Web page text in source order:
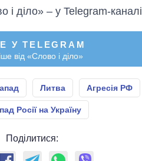
і діло» – у Telegram-каналі
У TELEGRAM
від «Слово і діло»
Литва Агресія РФ
Росії на Україну
Поділитися: